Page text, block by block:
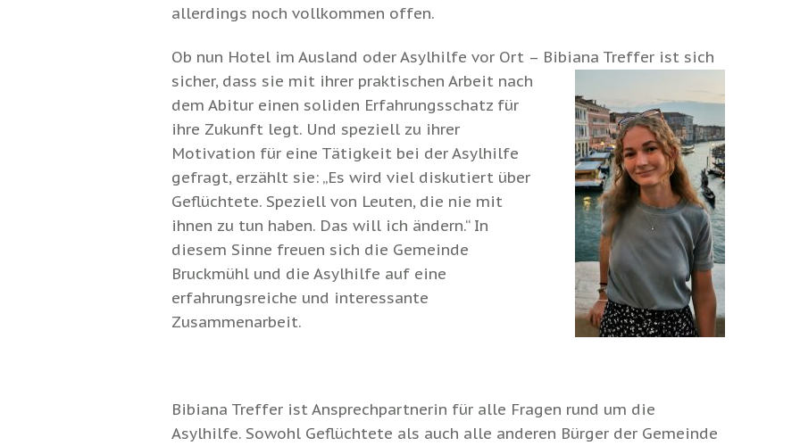
allerdings noch vollkommen offen.
Ob nun Hotel im Ausland oder Asylhilfe vor Ort – Bibiana Treffer ist sich
sicher, dass sie mit ihrer praktischen Arbeit nach
dem Abitur einen soliden Erfahrungsschatz für
ihre Zukunft legt. Und speziell zu ihrer
Motivation für eine Tätigkeit bei der Asylhilfe
gefragt, erzählt sie: „Es wird viel diskutiert über
Geflüchtete. Speziell von Leuten, die nie mit
ihnen zu tun haben. Das will ich ändern.“ In
diesem Sinne freuen sich die Gemeinde
Bruckmühl und die Asylhilfe auf eine
erfahrungsreiche und interessante
Zusammenarbeit.
Bibiana Treffer ist Ansprechpartnerin für alle Fragen rund um die
Asylhilfe. Sowohl Geflüchtete als auch alle anderen Bürger der Gemeinde